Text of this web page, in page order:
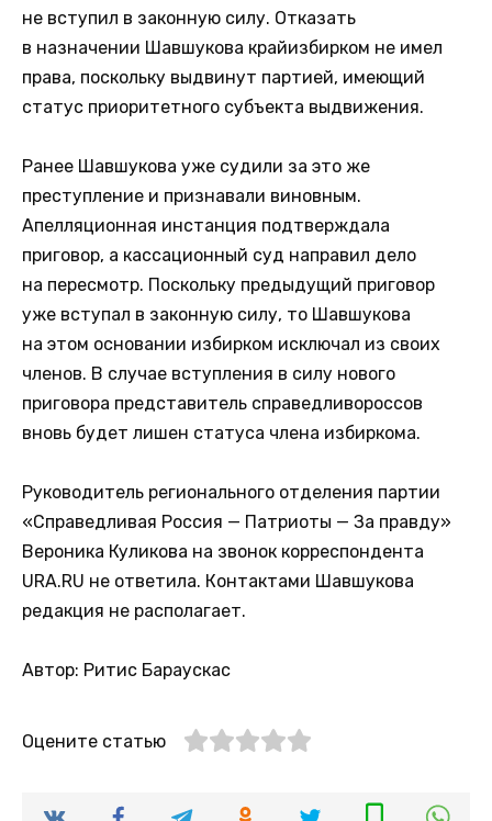
не вступил в законную силу. Отказать
в назначении Шавшукова крайизбирком не имел
права, поскольку выдвинут партией, имеющий
статус приоритетного субъекта выдвижения.
Ранее Шавшукова уже судили за это же
преступление и признавали виновным.
Апелляционная инстанция подтверждала
приговор, а кассационный суд направил дело
на пересмотр. Поскольку предыдущий приговор
уже вступал в законную силу, то Шавшукова
на этом основании избирком исключал из своих
членов. В случае вступления в силу нового
приговора представитель справедливороссов
вновь будет лишен статуса члена избиркома.
Руководитель регионального отделения партии
«Справедливая Россия — Патриоты — За правду»
Вероника Куликова на звонок корреспондента
URA.RU не ответила. Контактами Шавшукова
редакция не располагает.
Автор: Ритис Бараускас
Оцените статью